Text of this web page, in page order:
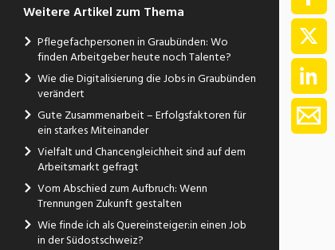
Weitere Artikel zum Thema
Pflegefachpersonen in Graubünden: Wo
finden Arbeitgeber heute noch Talente?
Wie die Digitalisierung die Jobs in Graubünden
verändert
Gute Zusammenarbeit – Erfolgsfaktoren für
ein starkes Miteinander
Vielfalt und Chancengleichheit sind auf dem
Arbeitsmarkt gefragt
Vom Abschied zum Aufbruch: Wenn
Trennungen Zukunft gestalten
Wie finde ich als Quereinsteiger:in einen Job
in der Südostschweiz?